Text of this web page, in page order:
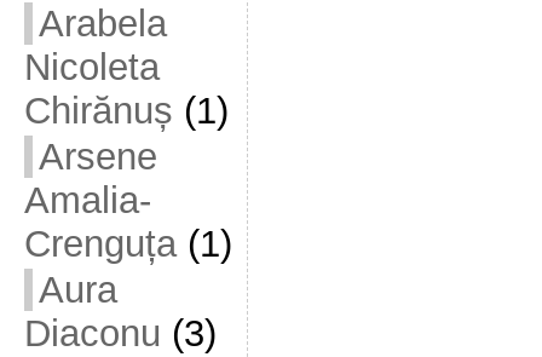
Arabela
Nicoleta
Chirănuș (1)
Arsene
Amalia-
Crenguța(1)
Aura
Diaconu (3)